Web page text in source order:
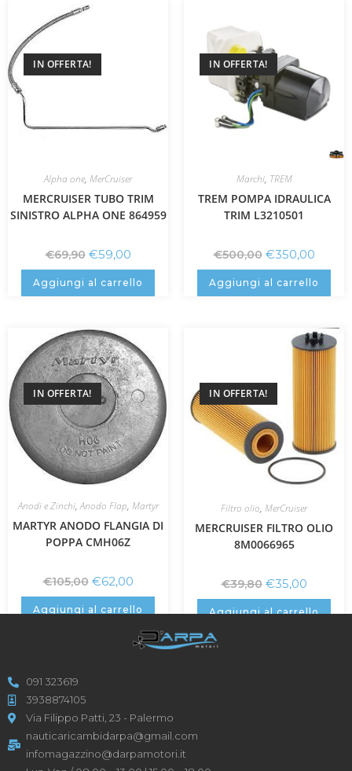
IN OFFERTA!
Alpha one, MerCruiser
MERCRUISER TUBO TRIM
SINISTRO ALPHA ONE 864959
€69,90 €59,00
Aggiungi al carrello
IN OFFERTA!
Marchi, TREM
TREM POMPA IDRAULICA
TRIM L3210501
€500,00 €350,00
Aggiungi al carrello
IN OFFERTA!
Anodi e Zinchi,Anodo Flap, Martyr
MARTYR ANODO FLANGIA DI
POPPA CMH06Z
€105,00 €62,00
Aggiungi al carrello
IN OFFERTA!
Filtro olio, MerCruiser
MERCRUISER FILTRO OLIO
8M0066965
€39,80 €35,00
Aggiungi al carrello
091 323619
3938874105
Via Filippo Patti, 23 - Palermo
nauticaricambidarpa@gmail.com
infomagazzino@darpamotori.it